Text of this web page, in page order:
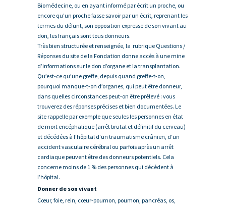
Biomédecine, ou en ayant informé par écrit un proche, ou
encore qu’un proche fasse savoir par un écrit, reprenant les
termes du défunt, son opposition expresse de son vivant au
don, les français sont tous donneurs.
Très bien structurée et renseignée, la rubrique Questions /
Réponses du site de la Fondation donne accès à une mine
d’informations sur le don d’organe et la transplantation.
Qu’est-ce qu’une greffe, depuis quand greffe-t-on,
pourquoi manque-t-on d’organes, qui peut être donneur,
dans quelles circonstances peut-on être prélevé : vous
trouverez des réponses précises et bien documentées. Le
site rappelle par exemple que seules les personnes en état
de mort encéphalique (arrêt brutal et définitif du cerveau)
et décédées à l’hôpital d’un traumatisme crânien, d’un
accident vasculaire cérébral ou parfois après un arrêt
cardiaque peuvent être des donneurs potentiels. Cela
concerne moins de 1 % des personnes qui décèdent à
l’hôpital.
Donner de son vivant
Cœur, foie, rein, cœur-poumon, poumon, pancréas, os,